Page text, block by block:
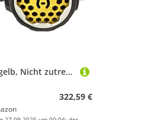
Hollis 150 lx, gelb, Nicht zutreffend
322,59 €